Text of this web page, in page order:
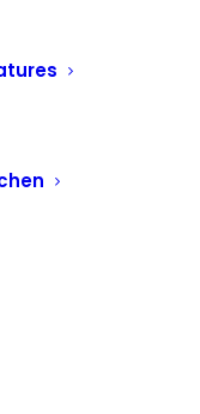
Jagsthausen